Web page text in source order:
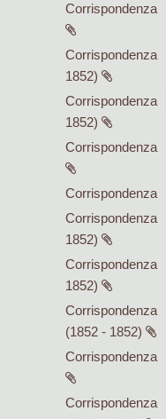
Corrispondenza
Corrispondenza
1852)
Corrispondenza
1852)
Corrispondenza
Corrispondenza
Corrispondenza
1852)
Corrispondenza
1852)
Corrispondenza
(1852 - 1852)
Corrispondenza
Corrispondenza